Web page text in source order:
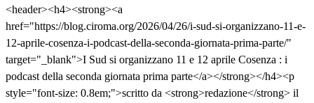
<header><h4><strong><a
href="https://blog.ciroma.org/2026/04/26/i-sud-si-organizzano-11-e-
12-aprile-cosenza-i-podcast-della-seconda-giornata-prima-parte/"
target="_blank">I Sud si organizzano 11 e 12 aprile Cosenza : i
podcast della seconda giornata prima parte</a></strong></h4><p
style="font-size: 0.8em;">scritto da <strong>redazione</strong> il